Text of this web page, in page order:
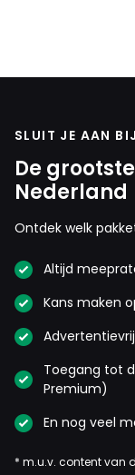
SLUIT JE AAN BIJ
De
Nederland
Ontdek welk
Altijd
Kans maken
Toegang tot
Premium)
En nog veel
* m.u.v. content van